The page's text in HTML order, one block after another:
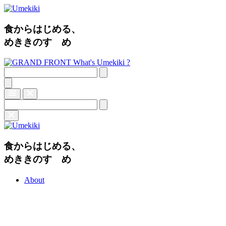
食からはじめる、
めききのすゝめ
What's Umekiki ?
食からはじめる、
めききのすゝめ
About